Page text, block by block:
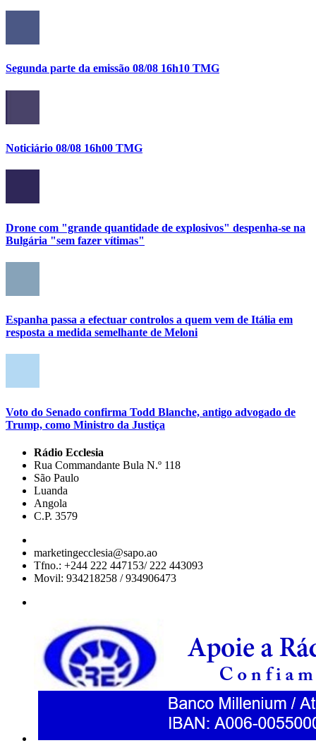
Segunda parte da emissão 08/08 16h10 TMG
Noticiário 08/08 16h00 TMG
Drone com "grande quantidade de explosivos" despenha-se na
Bulgária "sem fazer vítimas"
Espanha passa a efectuar controlos a quem vem de Itália em
resposta a medida semelhante de Meloni
Voto do Senado confirma Todd Blanche, antigo advogado de
Trump, como Ministro da Justiça
Rádio Ecclesia
Rua Commandante Bula N.º 118
São Paulo
Luanda
Angola
C.P. 3579
marketingecclesia@sapo.ao
Tfno.: +244 222 447153/ 222 443093
Movil: 934218258 / 934906473